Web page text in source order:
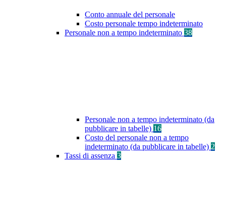
Conto annuale del personale
Costo personale tempo indeterminato
Personale non a tempo indeterminato 38
Personale non a tempo indeterminato (da
pubblicare in tabelle) 16
Costo del personale non a tempo
indeterminato (da pubblicare in tabelle) 2
Tassi di assenza 3